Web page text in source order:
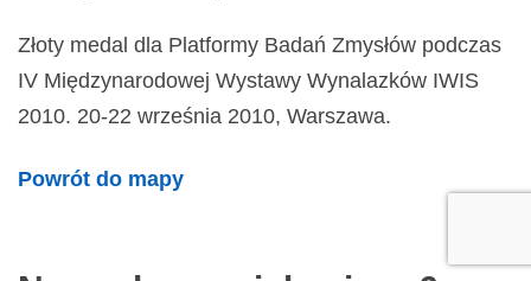
Złoty medal dla Platformy Badań Zmysłów podczas
IV Międzynarodowej Wystawy Wynalazków IWIS
2010. 20-22 września 2010, Warszawa.
Powrót do mapy